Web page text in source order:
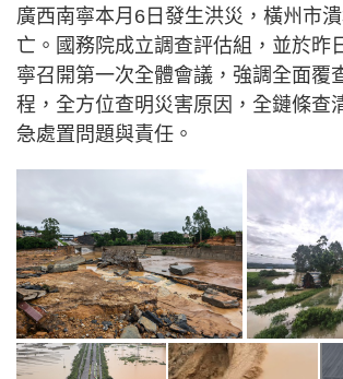
廣西南寧本月6日發生洪災，橫州市
亡。國務院成立調查評估組，並於昨
寧召開第一次全體會議，強調全面覆
程，全方位查明災害原因，全鏈條查
急處置問題與責任。